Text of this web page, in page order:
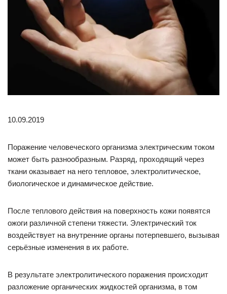
10.09.2019
Поражение человеческого организма электрическим током
может быть разнообразным. Разряд, проходящий через
ткани оказывает на него тепловое, электролитическое,
биологическое и динамическое действие.
После теплового действия на поверхность кожи появятся
ожоги различной степени тяжести. Электрический ток
воздействует на внутренние органы потерпевшего, вызывая
серьёзные изменения в их работе.
В результате электролитического поражения происходит
разложение органических жидкостей организма, в том